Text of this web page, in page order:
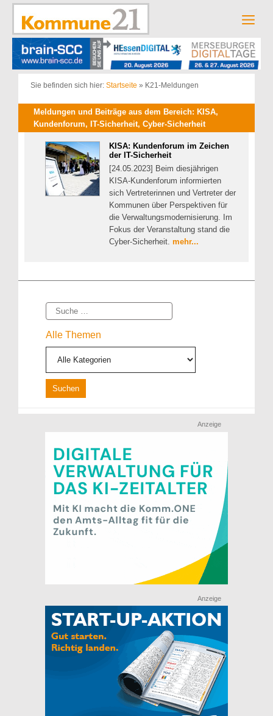
Zum
springen
Sie befinden sich hier: Startseite » K21-Meldungen
Meldungen und Beiträge aus dem Bereich: KISA,
Kundenforum, IT-Sicherheit, Cyber-Sicherheit
KISA: Kundenforum im Zeichen
der IT-Sicherheit
[24.05.2023] Beim diesjährigen
KISA-Kundenforum informierten
sich Vertreterinnen und Vertreter der
Kommunen über Perspektiven für
die Verwaltungsmodernisierung. Im
Fokus der Veranstaltung stand die
Cyber-Sicherheit. mehr...
Suche
Alle Themen
Anzeige
Anzeige